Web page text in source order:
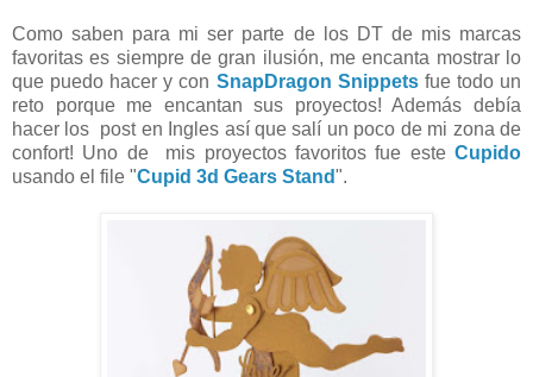
Como saben para mi ser parte de los DT de mis marcas
favoritas es siempre de gran ilusión, me encanta mostrar lo
que puedo hacer y con SnapDragon Snippets fue todo un
reto porque me encantan sus proyectos! Además debía
hacer los post en Ingles así que salí un poco de mi zona de
confort! Uno de mis proyectos favoritos fue este Cupido
usando el file "Cupid 3d Gears Stand".